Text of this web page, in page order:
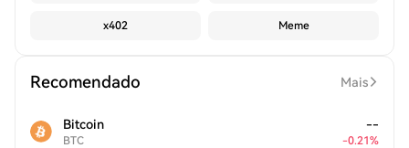
x402 Meme
Recomendado Mais
Bitcoin
BTC
--
-0.21%